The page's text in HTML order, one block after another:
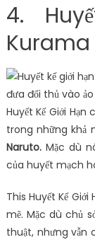
4.
Kurama
Huyết Kế Giới
trong những khả
Naruto.Mặc dù
của huyết mạch
This Huyết Kế
mẽ. Mặc dù chủ
thuật, nhưng vẫn